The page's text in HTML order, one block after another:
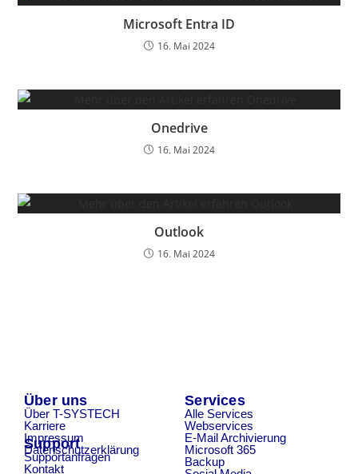
Microsoft Entra ID
16. Mai 2024
Onedrive
16. Mai 2024
Outlook
16. Mai 2024
Über uns
Über T-SYSTECH
Karriere
Impressum
Datenschutzerklärung
Services
Alle Services
Webservices
E-Mail Archivierung
Microsoft 365
Backup
Support
Supportanfragen
Kontakt